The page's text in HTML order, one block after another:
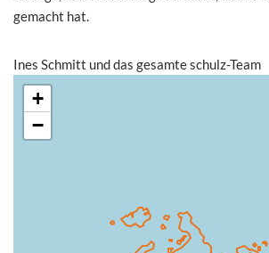
gemacht hat.
Ines Schmitt und das gesamte schulz-Team
+
−